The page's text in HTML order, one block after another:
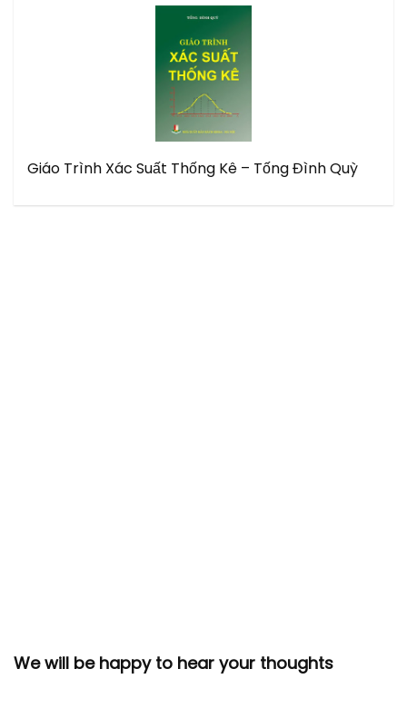
Giáo Trình Xác Suất Thống Kê – Tống Đình Quỳ
We will be happy to hear your thoughts